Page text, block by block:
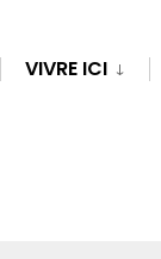
VIVRE ICI